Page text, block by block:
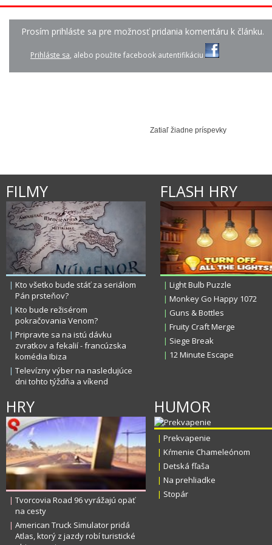
SHENANDOAH -
Prosím prihláste sa pre možnosť pridania komentáru k článku.
Prihláste sa, alebo použite facebook autentifikáciu
Zatiaľ žiadne príspevky
FILMY
| Kto všetko bude stáť za seriálom
Pán prsteňov?
| Kto bude režisérom
pokračovania Venom?
| Pripravte sa na istú dávku
zvratkov a fekalií - francúzska
komédia Ibiza
| Televízny výber na nasledujúce
dni tohto týždňa a víkend
FLASH HRY
| Light Bulb Puzzle
| Monkey Go Happy 1072
| Guns & Bottles
| Fruity Craft Merge
| Siege Break
| 12 Minute Escape
HRY
| Tvorcovia Road 96 vyrážajú opäť
na cesty
| American Truck Simulator pridá
Atlas, ktorý z jazdy robí turistické
HUMOR
| Prekvapenie
| Kŕmenie Chameleónom
| Detská fľaša
| Na prehliadke
| Stopár